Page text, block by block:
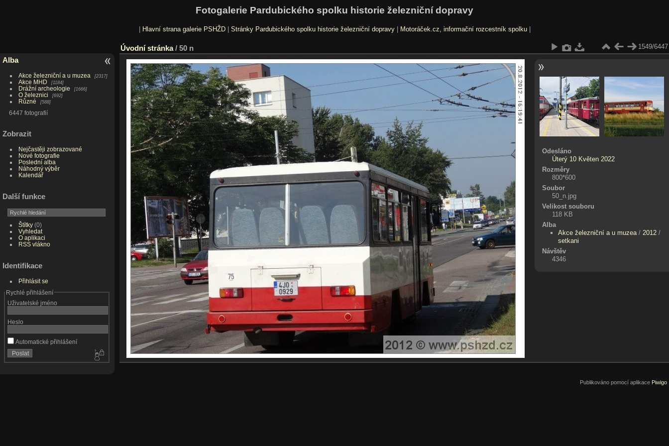
Fotogalerie Pardubického spolku historie železniční dopravy
Hlavní strana galerie PSHŽD| Stránky Pardubického spolku historie železniční dopravy| Motoráček.cz, informační rozcestník spolku|
Alba
Akce železniční a u muzea 2317
Akce MHD 1184
Drážní archeologie 1666
O železnici 692
Různé 588
6447 fotografií
Zobrazit
Nejčastěji zobrazované
Nové fotografie
Poslední alba
Náhodný výběr
Kalendář
Další funkce
Štítky(0)
Vyhledat
O aplikaci
RSS vlákno
Identifikace
Přihlásit se
Rychlé přihlášení
Uživatelské jméno
Heslo
Automatické přihlášení
Úvodní stránka/ 50 n 1549/6447
Odesláno
Úterý 10 Květen 2022
Rozměry
800*600
Soubor
50_n.jpg
Velikost souboru
118 KB
Alba
Akce železniční a u muzea / 2012 /
setkani
Návštěv
4346
Publikováno pomocí aplikace Piwigo